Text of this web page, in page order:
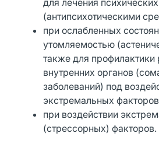
(антипсихотическими
при ослабленных
утомляемостью
также для профилактики
внутренних органов
заболеваний) под
экстремальных
при воздействии
(стрессорных) факторов.